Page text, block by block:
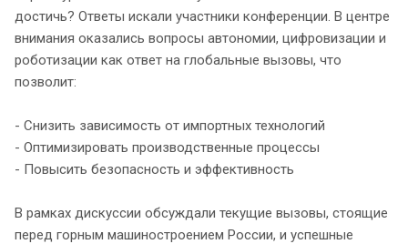
достичь? Ответы искали участники конференции. В центре
внимания оказались вопросы автономии, цифровизации и
роботизации как ответ на глобальные вызовы, что
позволит:
- Снизить зависимость от импортных технологий
- Оптимизировать производственные процессы
- Повысить безопасность и эффективность
В рамках дискуссии обсуждали текущие вызовы, стоящие
перед горным машиностроением России, и успешные